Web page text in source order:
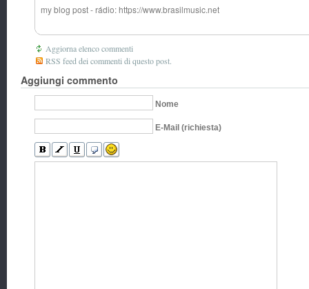
my blog post - rádio: https://www.brasilmusic.net
Aggiorna elenco commenti
RSS feed dei commenti di questo post.
Aggiungi commento
Nome
E-Mail (richiesta)